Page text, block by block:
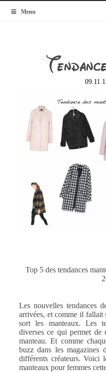
Menu
MyBlogMode
Top 5 des tendances
Les nouvelles tendances
arrivées, et comme il fallait
sort les manteaux. Les
diverses ce qui permet de
manteau. Et comme
buzz dans les magazines
différents créateurs. Voici
manteaux pour femmes